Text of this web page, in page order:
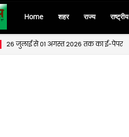
Home शहर राज्य राष्ट्रीय
26 जुलाई से 01 अगस्त 2026 तक का ई-पेपर